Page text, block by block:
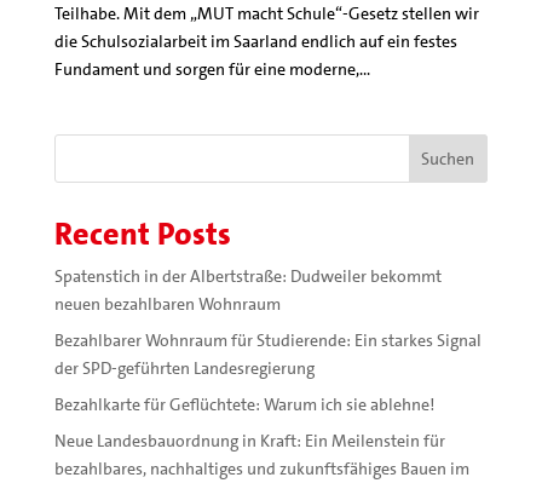
Teilhabe. Mit dem „MUT macht Schule“-Gesetz stellen wir
die Schulsozialarbeit im Saarland endlich auf ein festes
Fundament und sorgen für eine moderne,...
Suchen
Recent Posts
Spatenstich in der Albertstraße: Dudweiler bekommt
neuen bezahlbaren Wohnraum
Bezahlbarer Wohnraum für Studierende: Ein starkes Signal
der SPD-geführten Landesregierung
Bezahlkarte für Geflüchtete: Warum ich sie ablehne!
Neue Landesbauordnung in Kraft: Ein Meilenstein für
bezahlbares, nachhaltiges und zukunftsfähiges Bauen im